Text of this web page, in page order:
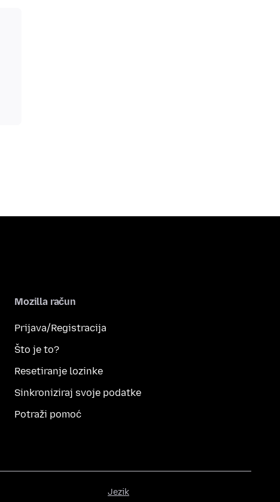
Mozilla račun
Prijava/Registracija
Što je to?
Resetiranje lozinke
Sinkroniziraj svoje podatke
Potraži pomoć
Jezik